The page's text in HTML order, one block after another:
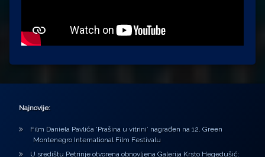
Najnovije:
Film Daniela Pavlića ‘Prašina u vitrini’ nagrađen na 12. Green
Montenegro International Film Festivalu
U središtu Petrinje otvorena obnovljena Galerija Krsto Hegedušić: